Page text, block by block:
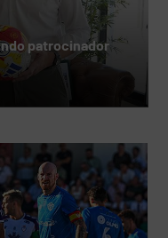
patrocinador